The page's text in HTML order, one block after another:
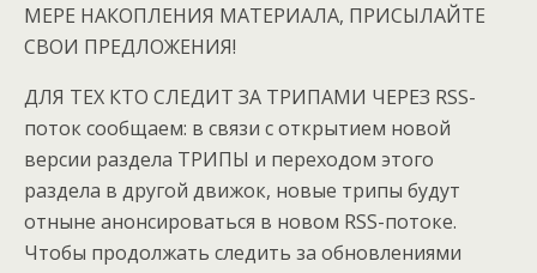
МЕРЕ НАКОПЛЕНИЯ МАТЕРИАЛА, ПРИСЫЛАЙТЕ
СВОИ ПРЕДЛОЖЕНИЯ!
ДЛЯ ТЕХ КТО СЛЕДИТ ЗА ТРИПАМИ ЧЕРЕЗ RSS-
поток сообщаем: в связи с открытием новой
версии раздела ТРИПЫ и переходом этого
раздела в другой движок, новые трипы будут
отныне анонсироваться в новом RSS-потоке.
Чтобы продолжать следить за обновлениями